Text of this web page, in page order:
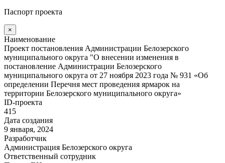
Паспорт проекта
×
Наименование
Проект постановления Администрации Белозерского
муниципального округа "О внесении изменения в
постановление Администрации Белозерского
муниципального округа от 27 ноября 2023 года № 931 «Об
определении Перечня мест проведения ярмарок на
территории Белозерского муниципального округа»
ID-проекта
415
Дата создания
9 января, 2024
Разработчик
Администрация Белозерского округа
Ответственный сотрудник